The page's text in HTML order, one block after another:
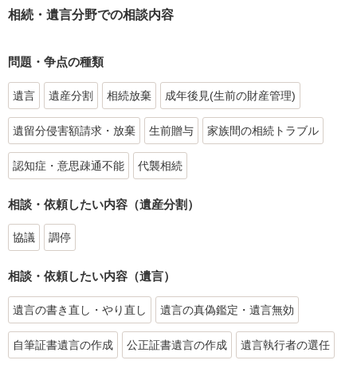
相続・遺言分野での相談内容
問題・争点の種類
遺言 遺産分割 相続放棄 成年後見(生前の財産管理)
遺留分侵害額請求・放棄 生前贈与 家族間の相続トラブル
認知症・意思疎通不能 代襲相続
相談・依頼したい内容（遺産分割）
協議 調停
相談・依頼したい内容（遺言）
遺言の書き直し・やり直し 遺言の真偽鑑定・遺言無効
自筆証書遺言の作成 公正証書遺言の作成 遺言執行者の選任